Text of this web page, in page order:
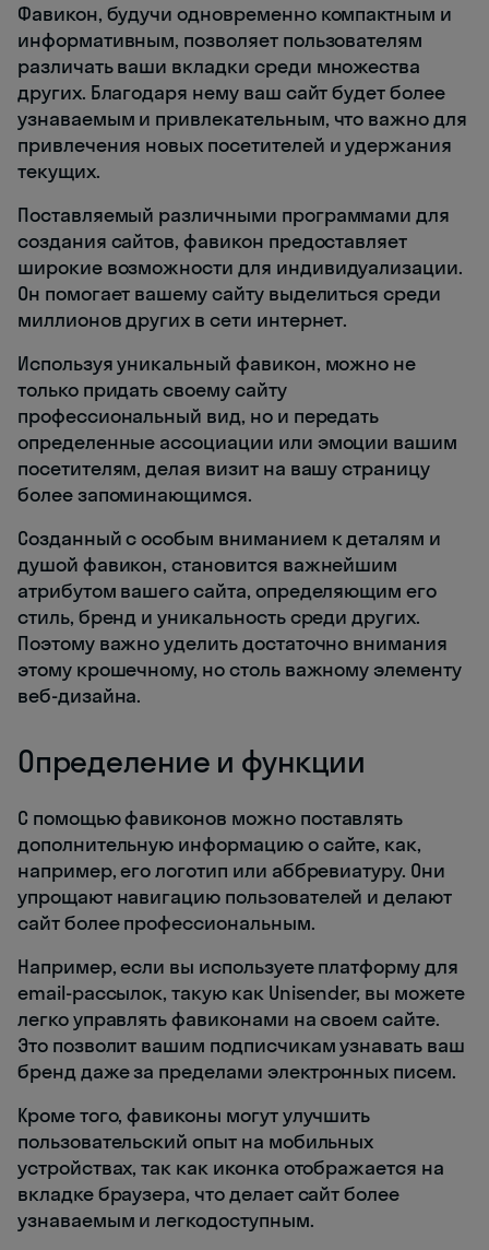
Фавикон, будучи одновременно компактным и
информативным, позволяет пользователям
различать ваши вкладки среди множества
других. Благодаря нему ваш сайт будет более
узнаваемым и привлекательным, что важно для
привлечения новых посетителей и удержания
текущих.
Поставляемый различными программами для
создания сайтов, фавикон предоставляет
широкие возможности для индивидуализации.
Он помогает вашему сайту выделиться среди
миллионов других в сети интернет.
Используя уникальный фавикон, можно не
только придать своему сайту
профессиональный вид, но и передать
определенные ассоциации или эмоции вашим
посетителям, делая визит на вашу страницу
более запоминающимся.
Созданный с особым вниманием к деталям и
душой фавикон, становится важнейшим
атрибутом вашего сайта, определяющим его
стиль, бренд и уникальность среди других.
Поэтому важно уделить достаточно внимания
этому крошечному, но столь важному элементу
веб-дизайна.
Определение и функции
С помощью фавиконов можно поставлять
дополнительную информацию о сайте, как,
например, его логотип или аббревиатуру. Они
упрощают навигацию пользователей и делают
сайт более профессиональным.
Например, если вы используете платформу для
email-рассылок, такую как Unisender, вы можете
легко управлять фавиконами на своем сайте.
Это позволит вашим подписчикам узнавать ваш
бренд даже за пределами электронных писем.
Кроме того, фавиконы могут улучшить
пользовательский опыт на мобильных
устройствах, так как иконка отображается на
вкладке браузера, что делает сайт более
узнаваемым и легкодоступным.